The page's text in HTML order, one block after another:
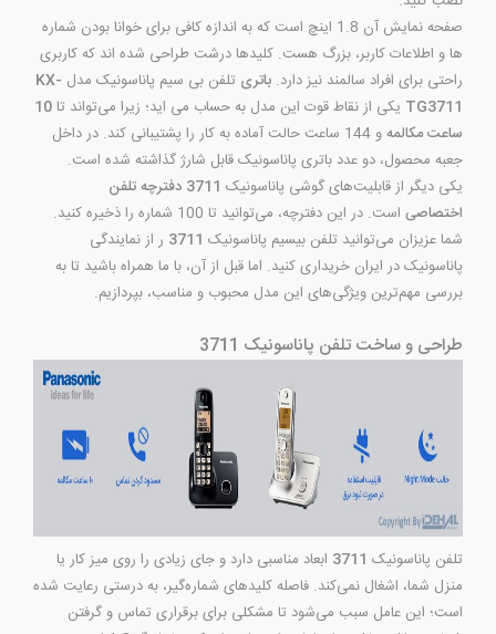
صفحه نمایش آن 1.8 اینچ است که به اندازه کافی برای خوانا بودن شماره
ها و اطلاعات کاربر، بزرگ هست. کلیدها درشت طراحی شده اند که کاربری
راحتی برای افراد سالمند نیز دارد. باتری تلفن بی سیم پاناسونیک مدل KX-
TG3711 یکی از نقاط قوت این مدل به حساب می اید؛ زیرا می‌تواند تا 10
ساعت مکالمه
و 144 ساعت حالت آماده به کار را پشتیبانی کند. در داخل
جعبه‌ محصول، دو عدد باتری پاناسونیک قابل شارژ گذاشته شده است.
یکی دیگر از قابلیت‌های گوشی پاناسونیک 3711 دفترچه تلفن
اختصاصی
است. در این دفترچه، می‌توانید تا 100 شماره را ذخیره کنید.
شما عزیزان می‌توانید تلفن بیسیم پاناسونیک 3711 ر از نمایندگی
پاناسونیک در ایران خریداری کنید. اما قبل از آن، با ما همراه باشید تا به
بررسی مهم‌ترین ویژگی‌های این مدل محبوب و مناسب، بپردازیم.
طراحی و ساخت تلفن پاناسونیک 3711
تلفن پاناسونیک 3711 ابعاد مناسبی دارد و جای زیادی را روی میز کار یا
منزل شما، اشغال نمی‌کند. فاصله کلیدهای شماره‌گیر، به درستی رعایت شده
است؛ این عامل سبب می‌شود تا مشکلی برای برقراری تماس و گرفتن